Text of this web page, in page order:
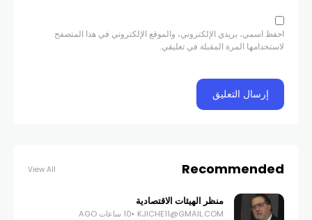
احفظ اسمي، بريدي الإلكتروني، والموقع الإلكتروني في هذا المتصفح
لاستخدامها المرة المقبلة في تعليقي.
Recommended
View All
منظر الهيئات الاقتصادية
KJICHE11@GMAIL.COM 10 ساعات AGO